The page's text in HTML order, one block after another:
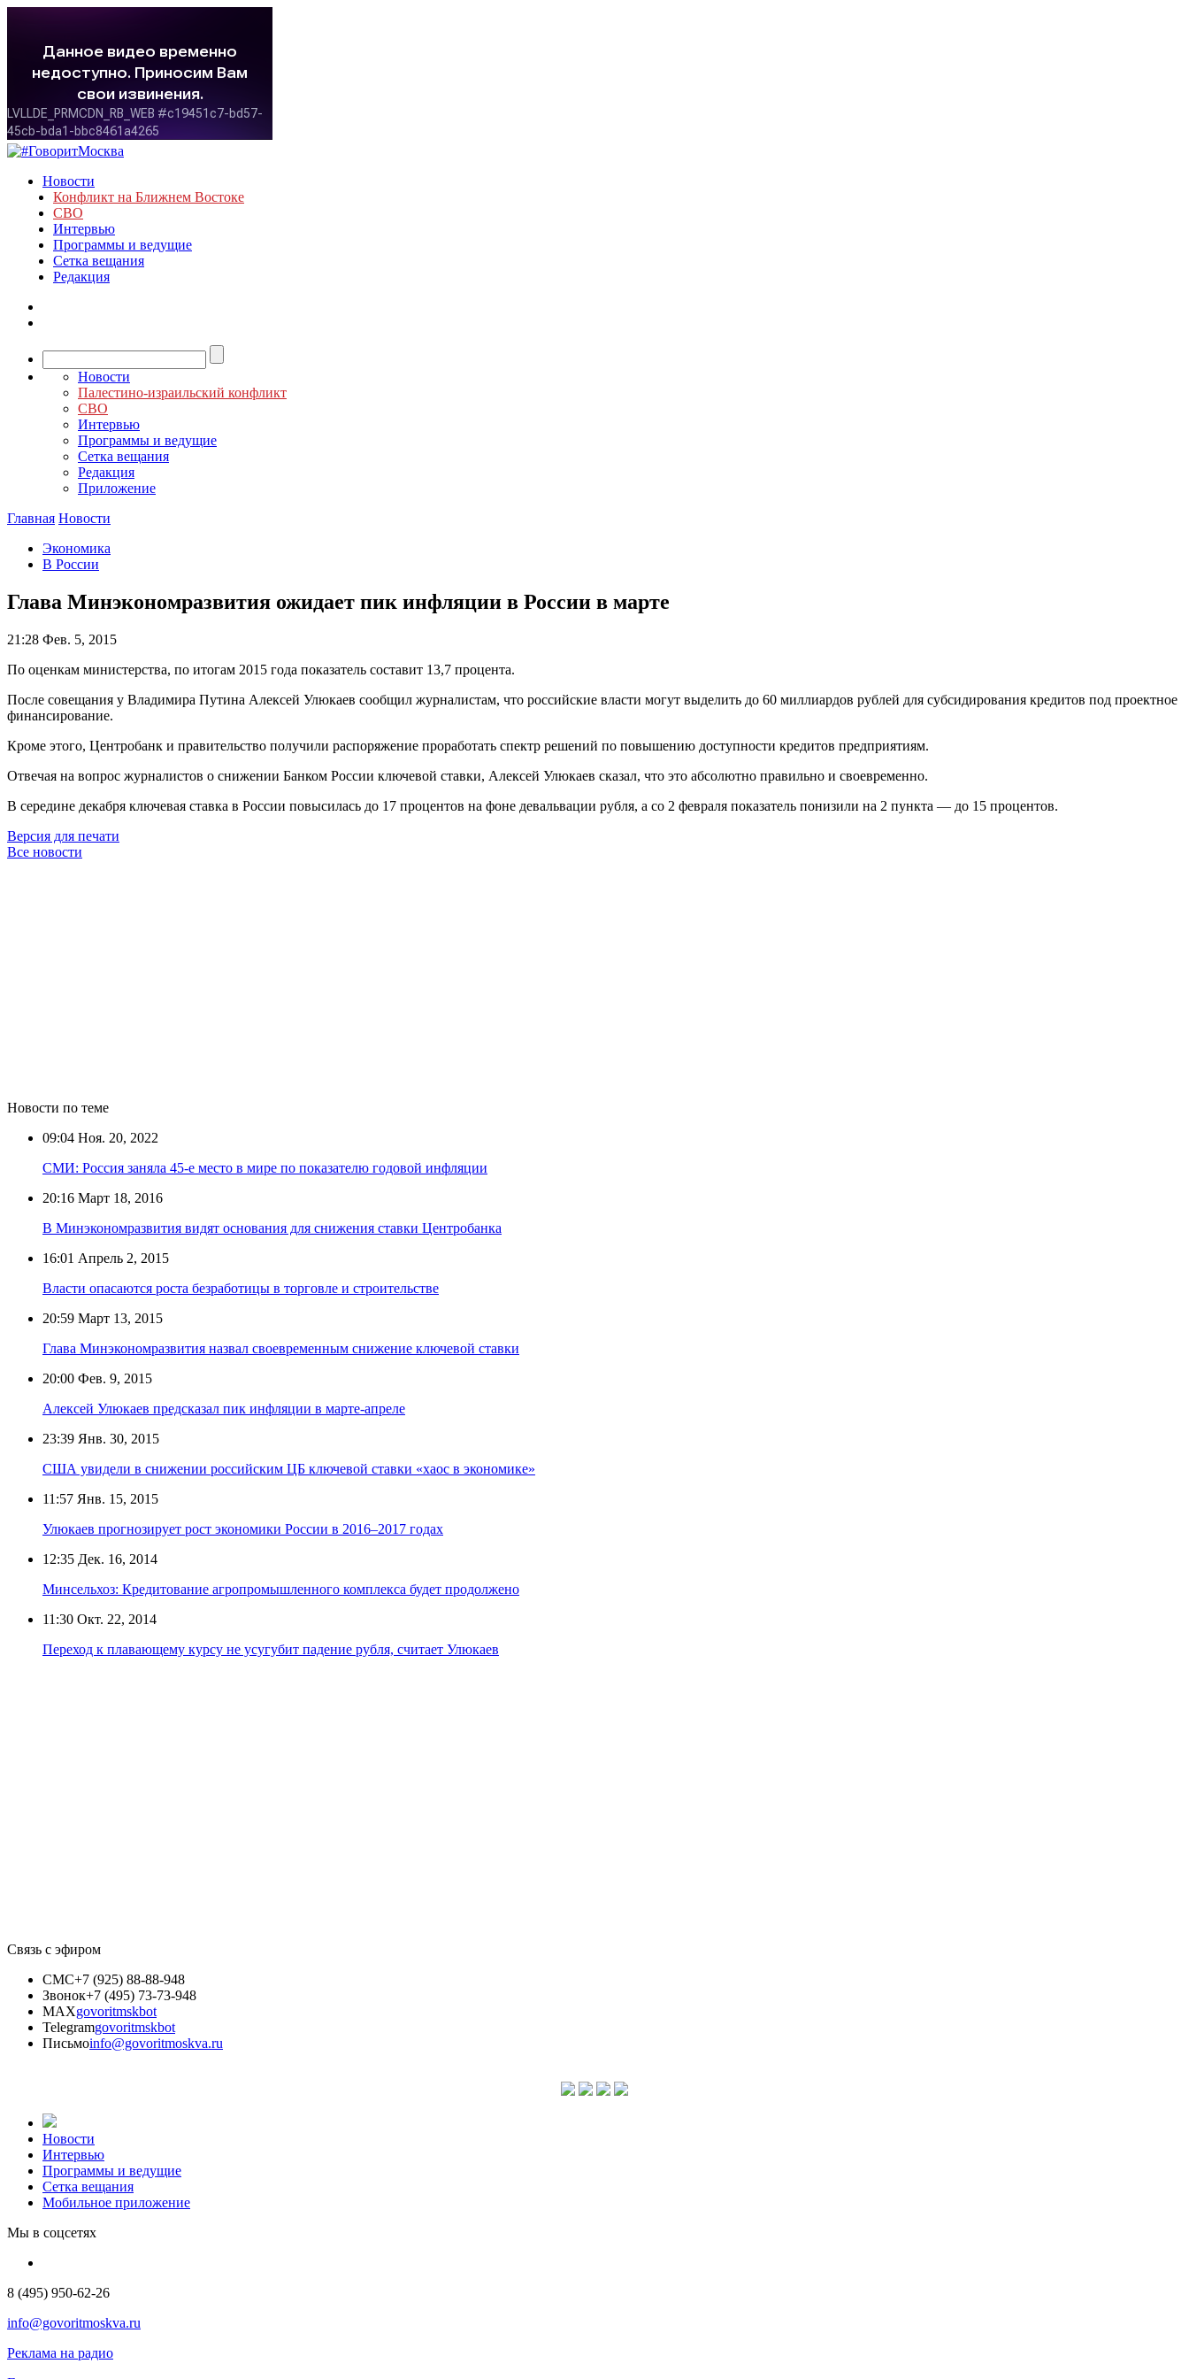
Новости
Конфликт на Ближнем Востоке
СВО
Интервью
Программы и ведущие
Сетка вещания
Редакция
Новости
Палестино-израильский конфликт
СВО
Интервью
Программы и ведущие
Сетка вещания
Редакция
Приложение
Главная Новости
Экономика
В России
Глава Минэкономразвития ожидает пик инфляции в России в марте
21:28 Фев. 5, 2015
По оценкам министерства, по итогам 2015 года показатель составит 13,7 процента.
После совещания у Владимира Путина Алексей Улюкаев сообщил журналистам, что российские власти могут выделить до 60 миллиардов рублей для субсидирования кредитов под проектное
финансирование.
Кроме этого, Центробанк и правительство получили распоряжение проработать спектр решений по повышению доступности кредитов предприятиям.
Отвечая на вопрос журналистов о снижении Банком России ключевой ставки, Алексей Улюкаев сказал, что это абсолютно правильно и своевременно.
В середине декабря ключевая ставка в России повысилась до 17 процентов на фоне девальвации рубля, а со 2 февраля показатель понизили на 2 пункта — до 15 процентов.
Версия для печати
Все новости
Новости по теме
09:04 Ноя. 20, 2022
СМИ: Россия заняла 45-е место в мире по показателю годовой инфляции
20:16 Март 18, 2016
В Минэкономразвития видят основания для снижения ставки Центробанка
16:01 Апрель 2, 2015
Власти опасаются роста безработицы в торговле и строительстве
20:59 Март 13, 2015
Глава Минэкономразвития назвал своевременным снижение ключевой ставки
20:00 Фев. 9, 2015
Алексей Улюкаев предсказал пик инфляции в марте-апреле
23:39 Янв. 30, 2015
США увидели в снижении российским ЦБ ключевой ставки «хаос в экономике»
11:57 Янв. 15, 2015
Улюкаев прогнозирует рост экономики России в 2016–2017 годах
12:35 Дек. 16, 2014
Минсельхоз: Кредитование агропромышленного комплекса будет продолжено
11:30 Окт. 22, 2014
Переход к плавающему курсу не усугубит падение рубля, считает Улюкаев
Связь с эфиром
СМС+7 (925) 88-88-948
Звонок+7 (495) 73-73-948
MAXgovoritmskbot
Telegramgovoritmskbot
Письмоinfo@govoritmoskva.ru
Новости
Интервью
Программы и ведущие
Сетка вещания
Мобильное приложение
Мы в соцсетях
8 (495) 950-62-26
info@govoritmoskva.ru
Реклама на радио